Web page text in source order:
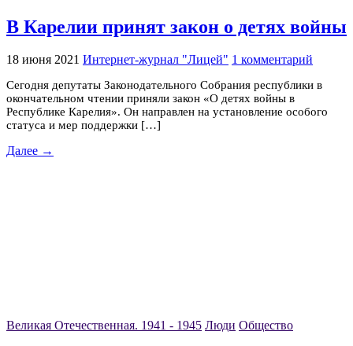
В Карелии принят закон о детях войны
18 июня 2021 Интернет-журнал "Лицей" 1 комментарий
Сегодня депутаты Законодательного Собрания республики в
окончательном чтении приняли закон «О детях войны в
Республике Карелия». Он направлен на установление особого
статуса и мер поддержки […]
Далее →
Великая Отечественная. 1941 - 1945 Люди Общество